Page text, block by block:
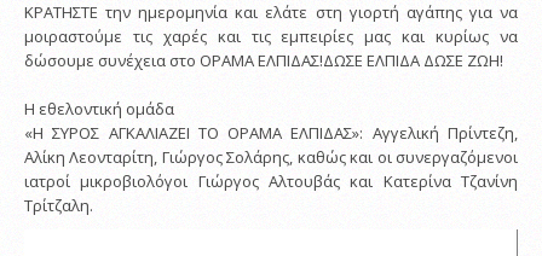
ΚΡΑΤΗΣΤΕ την ημερομηνία και ελάτε στη γιορτή αγάπης για να
μοιραστούμε τις χαρές και τις εμπειρίες μας και κυρίως να
δώσουμε συνέχεια στο ΟΡΑΜΑ ΕΛΠΙΔΑΣ!ΔΩΣΕ ΕΛΠΙΔΑ ΔΩΣΕ ΖΩΗ!
Η εθελοντική ομάδα
«Η ΣΥΡΟΣ ΑΓΚΑΛΙΑΖΕΙ ΤΟ ΟΡΑΜΑ ΕΛΠΙΔΑΣ»: Αγγελική Πρίντεζη,
Αλίκη Λεονταρίτη, Γιώργος Σολάρης, καθώς και οι συνεργαζόμενοι
ιατροί μικροβιολόγοι Γιώργος Αλτουβάς και Κατερίνα Τζανίνη
Τρίτζαλη.